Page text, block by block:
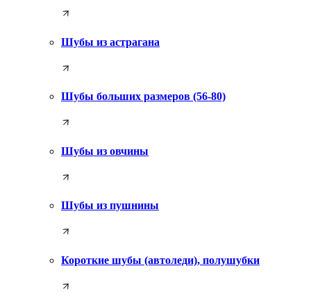
Шубы из астрагана
Шубы больших размеров (56-80)
Шубы из овчины
Шубы из пушнины
Короткие шубы (автоледи), полушубки